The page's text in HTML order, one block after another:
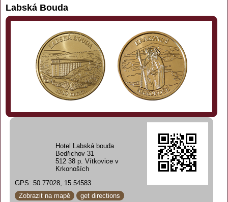
Labská Bouda
Hotel Labská bouda
Bedřichov 31
512 38 p. Vítkovice v
Krkonoších
GPS: 50.77028, 15.54583
Zobrazit na mapě
get directions